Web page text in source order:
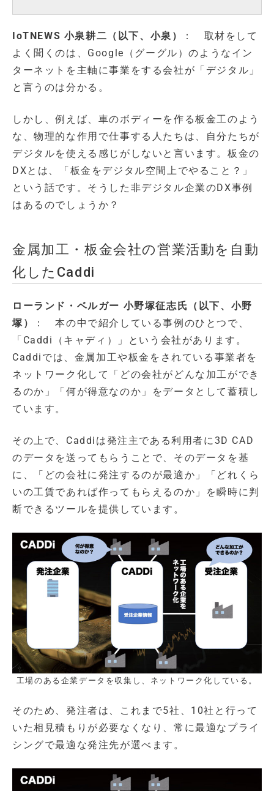
IoTNEWS 小泉耕二（以下、小泉）
： 取材をして
よく聞くのは、Google（グーグル）のようなイン
ターネットを主軸に事業をする会社が「デジタル」
と言うのは分かる。
しかし、例えば、車のボディーを作る板金工のよう
な、物理的な作用で仕事する人たちは、自分たちが
デジタルを使える感じがしないと言います。板金の
DXとは、「板金をデジタル空間上でやること？」
という話です。そうした非デジタル企業のDX事例
はあるのでしょうか？
金属加工・板金会社の営業活動を自動
化したCaddi
ローランド・ベルガー 小野塚征志氏（以下、小野
塚）
： 本の中で紹介している事例のひとつで、
「Caddi（キャディ）」という会社があります。
Caddiでは、金属加工や板金をされている事業者を
ネットワーク化して「どの会社がどんな加工ができ
るのか」「何が得意なのか」をデータとして蓄積し
ています。
その上で、Caddiは発注主である利用者に3D CAD
のデータを送ってもらうことで、そのデータを基
に、「どの会社に発注するのが最適か」「どれくら
いの工賃であれば作ってもらえるのか」を瞬時に判
断できるツールを提供しています。
工場のある企業データを収集し、ネットワーク化している。
そのため、発注者は、これまで5社、10社と行って
いた相見積もりが必要なくなり、常に最適なプライ
シングで最適な発注先が選べます。